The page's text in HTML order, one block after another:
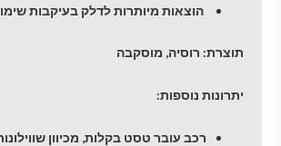
הוצאות מיותרות לדלק בעיקבות
תוצרת: רוסיה, מוסקבה
יתרונות נוספות:
רכב עובר טסט בקלות, מכיוון